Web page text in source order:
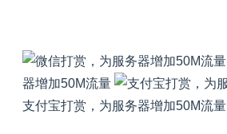
器增加50M流量
支付宝打赏，为服务器增加50M流量